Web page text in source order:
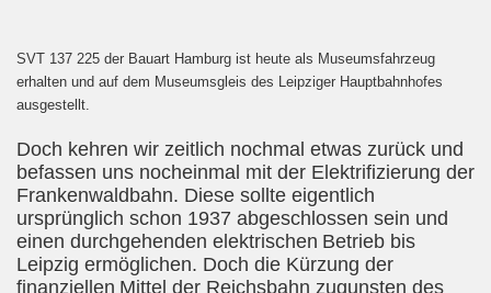
SVT 137 225 der Bauart Hamburg ist heute als Museumsfahrzeug
erhalten und auf dem Museumsgleis des Leipziger Hauptbahnhofes
ausgestellt.
Doch kehren wir zeitlich nochmal etwas zurück und
befassen uns nocheinmal mit der Elektrifizierung der
Frankenwaldbahn. Diese sollte eigentlich
ursprünglich schon 1937 abgeschlossen sein und
einen durchgehenden elektrischen Betrieb bis
Leipzig ermöglichen. Doch die Kürzung der
finanziellen Mittel der Reichsbahn zugunsten des